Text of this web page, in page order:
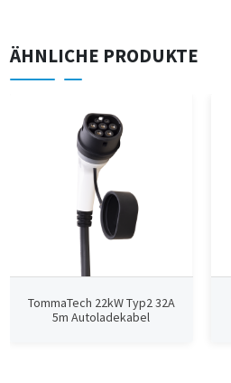
ÄHNLICHE PRODUKTE
TommaTech 22kW Typ2 32A
5m Autoladekabel